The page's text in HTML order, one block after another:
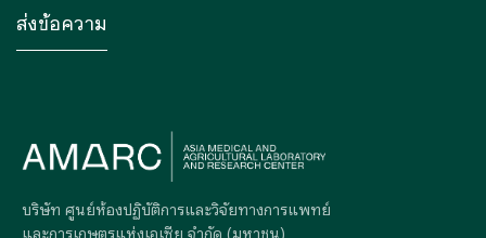
บริษัท ศูนย์ห้องปฏิบัติการและวิจัยทางการแพทย์
และการเกษตรแห่งเอเซีย จำกัด (มหาชน)